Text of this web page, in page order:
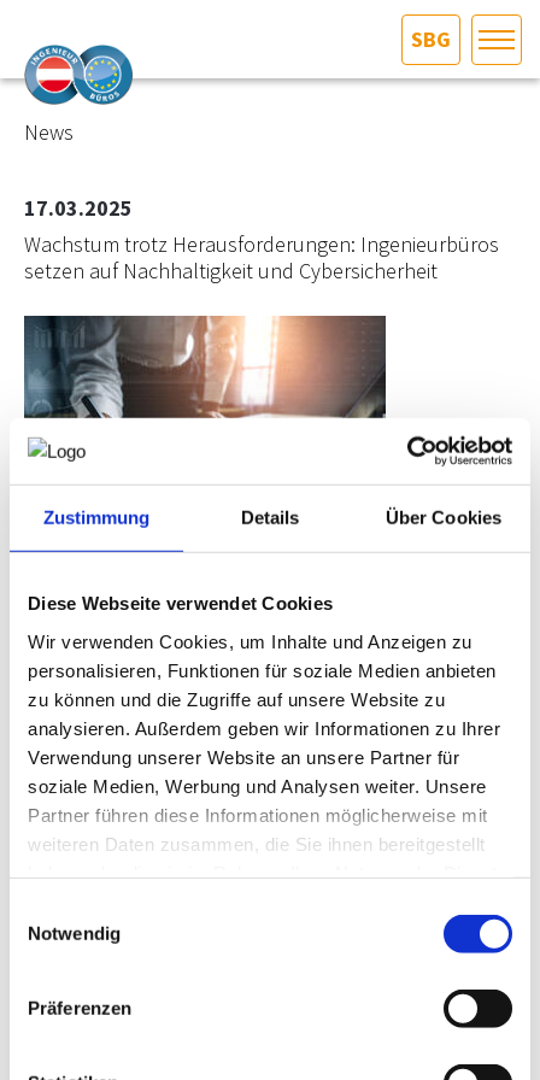
Zustimmung Details Über Cookies
Diese Webseite verwendet Cookies
Wir verwenden Cookies, um Inhalte und Anzeigen zu
personalisieren, Funktionen für soziale Medien anbieten
zu können und die Zugriffe auf unsere Website zu
analysieren. Außerdem geben wir Informationen zu Ihrer
Verwendung unserer Website an unsere Partner für
soziale Medien, Werbung und Analysen weiter. Unsere
Partner führen diese Informationen möglicherweise mit
weiteren Daten zusammen, die Sie ihnen bereitgestellt
Notwendig
Präferenzen
SBG
DAS INGENIEURBÜRO
INTERESSEN­VERTRETUNG
MITGLIEDER­VERZEICHNIS
KONTAKT
News
17.03.2025
Wachstum trotz Herausforderungen: Ingenieurbüros
setzen auf Nachhaltigkeit und Cybersicherheit
Eine aktuelle Konjukturerhebung der KMU-Forschung
Austria zeigt: Unternehmen der Sparte Information und
Consulting (BSIC) der Wirtschaftskammer Österreich
(WKÖ) entwickelten sich 2024 trotz Herausforderungen
stabil. Der Umsatz stieg nominal um 5,3 % (real um 2,1 %),
und die Beschäftigtenzahl wuchs um 5,7 % auf 272.000. Für
2025 wird ein weiteres Wachstum erwartet.
Die Umfrage zeigt auch, dass Herausforderungen bleiben
bestehen - insbesondere hohe Steuern und Abgaben,
Bürokratie, schwache Kundennachfrage und
Hier können Sie die komplette APA-Presseaussendung
lesen >>
Speziell die österreichischen Ingenieurbüros sind vom
Fachkräftemangel betroffen (rund 56 %), setzen jedoch